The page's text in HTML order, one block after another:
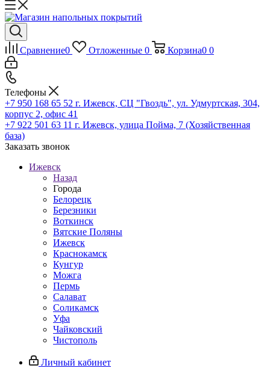
Сравнение0 Отложенные 0 Корзина0 0
Телефоны
+7 950 168 65 52 г. Ижевск, СЦ "Гвоздь", ул. Удмуртская, 304,
корпус 2, офис 41
+7 922 501 63 11 г. Ижевск, улица Пойма, 7 (Хозяйственная
база)
Заказать звонок
Ижевск
Назад
Города
Белорецк
Березники
Воткинск
Вятские Поляны
Ижевск
Краснокамск
Кунгур
Можга
Пермь
Салават
Соликамск
Уфа
Чайковский
Чистополь
Личный кабинет